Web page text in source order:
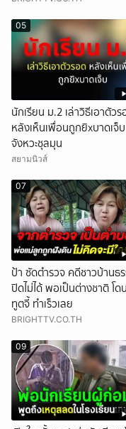
05
นักเรียน ม.2 เล่าวิธีเอาตัว
หลังเห็นเพื่อนถูกยิxบาดเจ็บ
จังหวะชุลมุน
สยามนิวส์
07
ป้า ซัดตำรวจ คดีชาวบ้านธ
ปิดไม่ได้ พอเป็นต่างชาติ โด
ทูตจี้ ทำเร็วเลย
BRIGHTTV.CO.TH
09